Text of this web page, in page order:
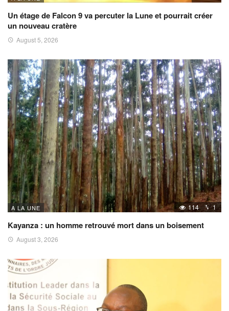
Un étage de Falcon 9 va percuter la Lune et pourrait créer
un nouveau cratère
August 5, 2026
A LA UNE 114 1
Kayanza : un homme retrouvé mort dans un boisement
August 3, 2026